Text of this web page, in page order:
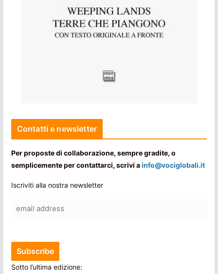
Contatti e newsletter
Per proposte di collaborazione, sempre gradite, o
semplicemente per contattarci, scrivi ainfo@vociglobali.it
Iscriviti alla nostra newsletter
Sotto l’ultima edizione: